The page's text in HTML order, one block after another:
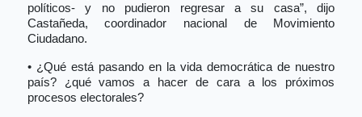
políticos- y no pudieron regresar a su casa”, dijo
Castañeda, coordinador nacional de Movimiento
Ciudadano.
• ¿Qué está pasando en la vida democrática de nuestro
país? ¿qué vamos a hacer de cara a los próximos
procesos electorales?